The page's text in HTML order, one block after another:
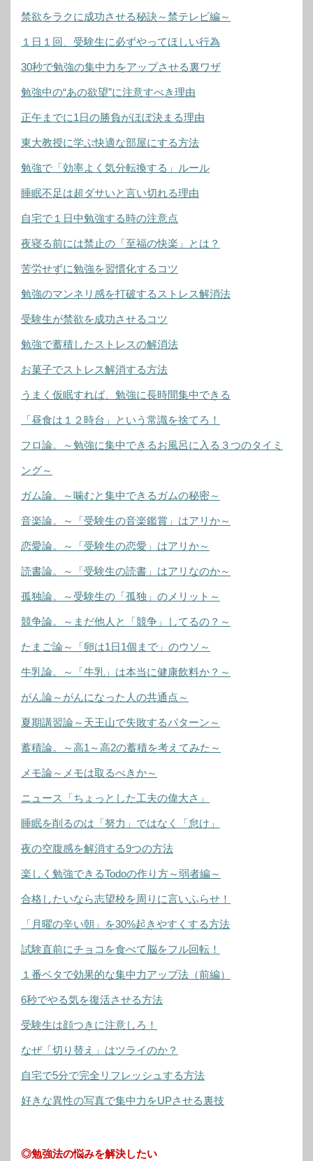
禁欲をラクに成功させる秘訣～禁テレビ編～
１日１回、受験生に必ずやってほしい行為
30秒で勉強の集中力をアップさせる裏ワザ
勉強中の“あの欲望”に注意すべき理由
正午までに1日の勝負がほぼ決まる理由
東大教授に学ぶ快適な部屋にする方法
勉強で「効率よく気分転換する」ルール
睡眠不足は超ダサいと言い切れる理由
自宅で１日中勉強する時の注意点
夜寝る前には禁止の「至福の快楽」とは？
苦労せずに勉強を習慣化するコツ
勉強のマンネリ感を打破するストレス解消法
受験生が禁欲を成功させるコツ
勉強で蓄積したストレスの解消法
お菓子でストレス解消する方法
うまく仮眠すれば、勉強に長時間集中できる
「昼食は１２時台」という常識を捨てろ！
フロ論。～勉強に集中できるお風呂に入る３つのタイミ
ング～
ガム論。～噛むと集中できるガムの秘密～
音楽論。～「受験生の音楽鑑賞」はアリか～
恋愛論。～「受験生の恋愛」はアリか～
読書論。～「受験生の読書」はアリなのか～
孤独論。～受験生の「孤独」のメリット～
競争論。～まだ他人と「競争」してるの？～
たまご論～「卵は1日1個まで」のウソ～
牛乳論。～「牛乳」は本当に健康飲料か？～
がん論～がんになった人の共通点～
夏期講習論～天王山で失敗するパターン～
蓄積論。～高1～高2の蓄積を考えてみた～
メモ論～メモは取るべきか～
ニュース「ちょっとした工夫の偉大さ」
睡眠を削るのは「努力」ではなく「怠け」
夜の空腹感を解消する9つの方法
楽しく勉強できるTodoの作り方～弱者編～
合格したいなら志望校を周りに言いふらせ！
「月曜の辛い朝」を30%起きやすくする方法
試験直前にチョコを食べて脳をフル回転！
１番ベタで効果的な集中力アップ法（前編）
6秒でやる気を復活させる方法
受験生は顔つきに注意しろ！
なぜ「切り替え」はツライのか？
自宅で5分で完全リフレッシュする方法
好きな異性の写真で集中力をUPさせる裏技
◎勉強法の悩みを解決したい